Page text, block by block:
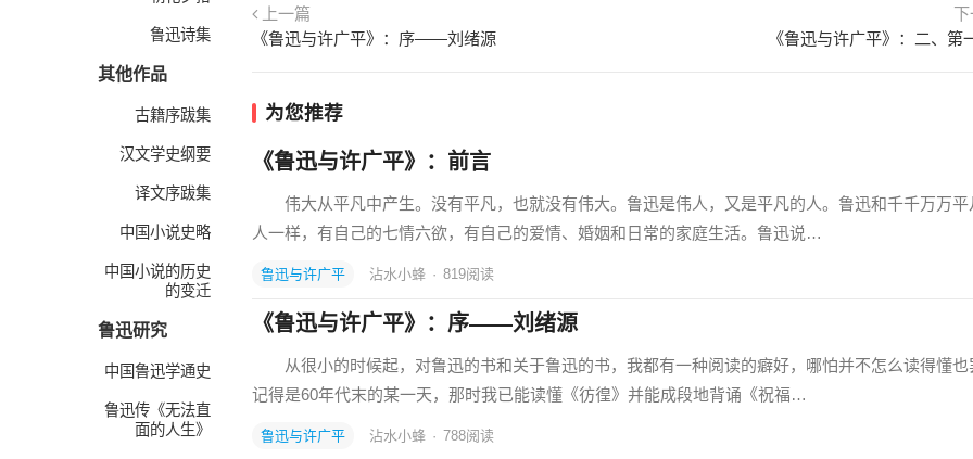
鲁迅诗集
其他作品
古籍序跋集
汉文学史纲要
译文序跋集
中国小说史略
中国小说的历史
的变迁
鲁迅研究
中国鲁迅学通史
鲁迅传《无法直
面的人生》
上一篇
《鲁迅与许广平》：序——刘绪源
《鲁迅与许广平》：二、第
为您推荐
《鲁迅与许广平》：前言
伟大从平凡中产生。没有平凡，也就没有伟大。鲁迅是伟人，又是平凡的人。鲁迅和千千万万平
人一样，有自己的七情六欲，有自己的爱情、婚姻和日常的家庭生活。鲁迅说…
鲁迅与许广平 沾水小蜂 · 819阅读
《鲁迅与许广平》：序——刘绪源
从很小的时候起，对鲁迅的书和关于鲁迅的书，我都有一种阅读的癖好，哪怕并不怎么读得懂也
记得是60年代末的某一天，那时我已能读懂《彷徨》并能成段地背诵《祝福…
鲁迅与许广平 沾水小蜂 · 788阅读